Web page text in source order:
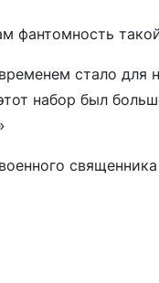
фантомность
стало для
набор был
священника